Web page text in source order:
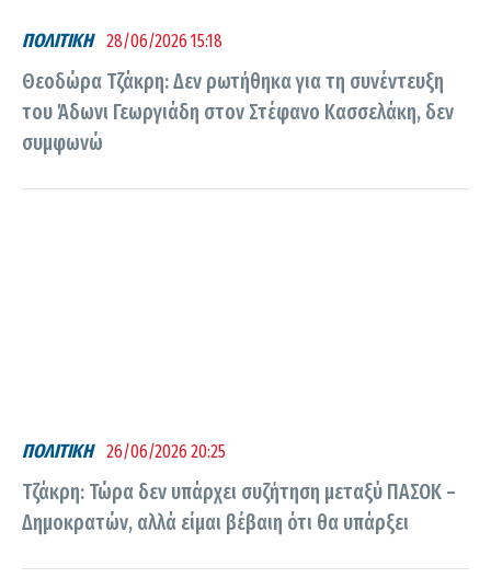
ΠΟΛΙΤΙΚΗ 28/06/2026 15:18
Θεοδώρα Τζάκρη: Δεν ρωτήθηκα για τη συνέντευξη
του Άδωνι Γεωργιάδη στον Στέφανο Κασσελάκη, δεν
συμφωνώ
ΠΟΛΙΤΙΚΗ 26/06/2026 20:25
Τζάκρη: Τώρα δεν υπάρχει συζήτηση μεταξύ ΠΑΣΟΚ –
Δημοκρατών, αλλά είμαι βέβαιη ότι θα υπάρξει